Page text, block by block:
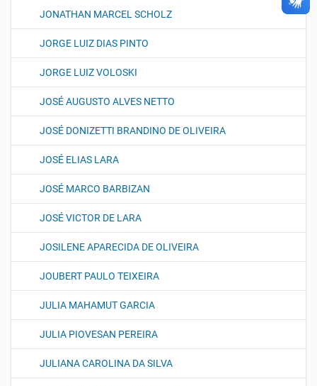
JONATHAN MARCEL SCHOLZ
JORGE LUIZ DIAS PINTO
JORGE LUIZ VOLOSKI
JOSÉ AUGUSTO ALVES NETTO
JOSÉ DONIZETTI BRANDINO DE OLIVEIRA
JOSÉ ELIAS LARA
JOSÉ MARCO BARBIZAN
JOSÉ VICTOR DE LARA
JOSILENE APARECIDA DE OLIVEIRA
JOUBERT PAULO TEIXEIRA
JULIA MAHAMUT GARCIA
JULIA PIOVESAN PEREIRA
JULIANA CAROLINA DA SILVA